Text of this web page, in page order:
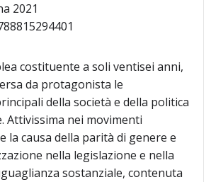
2021
costituente a soli ventisei anni,
da protagonista le
della società e della politica
Attivissima nei movimenti
la causa della parità di genere e
nella legislazione e nella
sostanziale, contenuta